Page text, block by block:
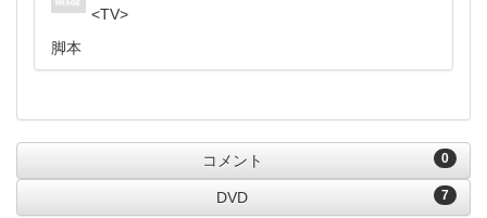
TV
脚本
0
コメント
7
DVD